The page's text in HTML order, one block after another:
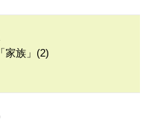
家族」(2)